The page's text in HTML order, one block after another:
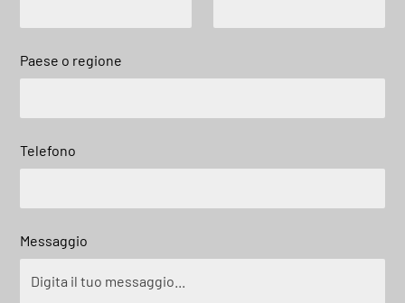
Paese o regione
Telefono
Messaggio